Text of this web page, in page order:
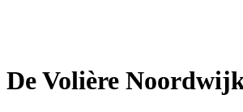
De Volière